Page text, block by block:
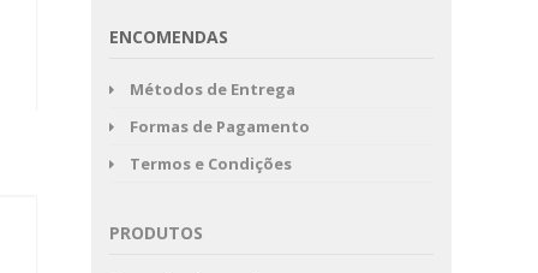
ENCOMENDAS
Métodos de Entrega
Formas de Pagamento
Termos e Condições
PRODUTOS